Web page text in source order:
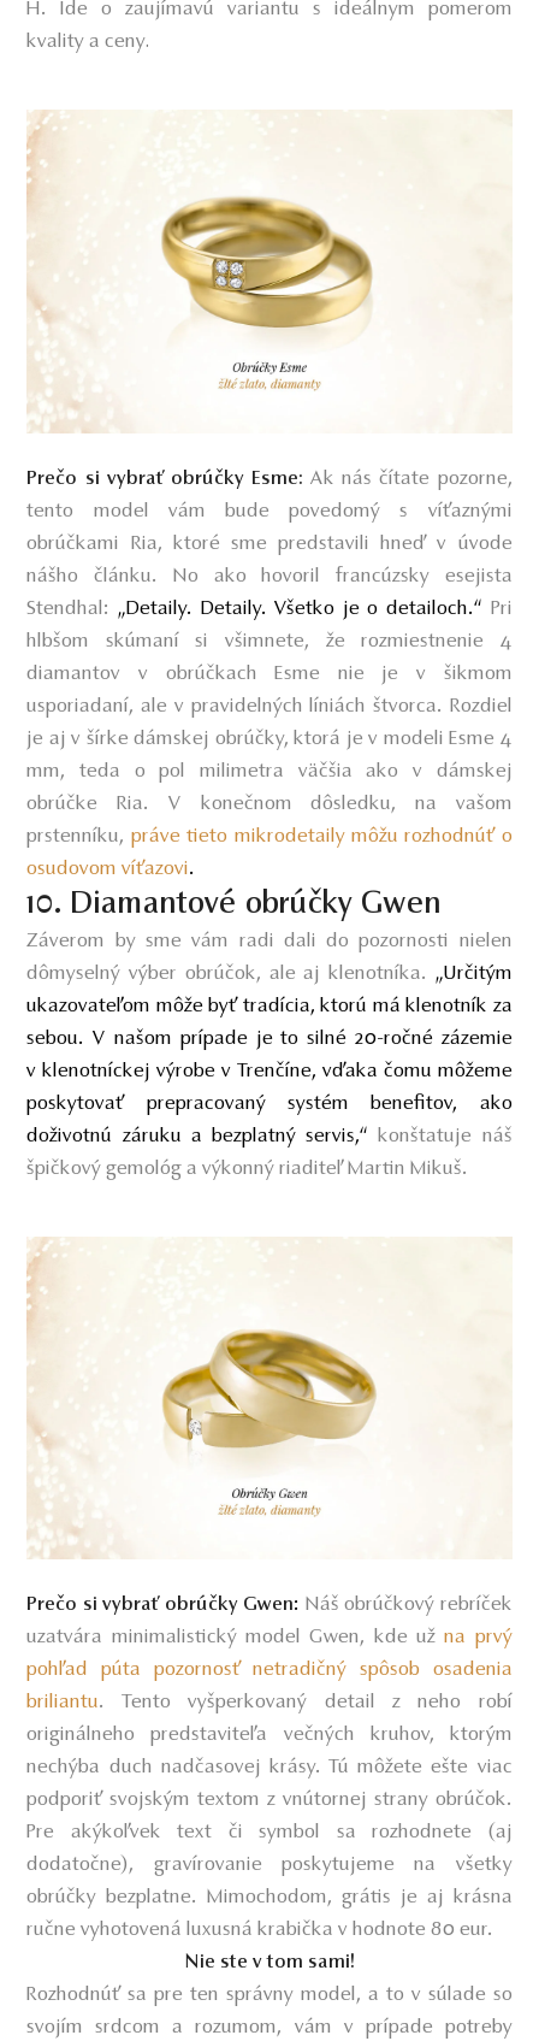
H. Ide o zaujímavú variantu s ideálnym pomerom
kvality a ceny.
Prečo si vybrať obrúčky Esme:Ak nás čítate pozorne,
tento model vám bude povedomý s víťaznými
obrúčkami Ria, ktoré sme predstavili hneď v úvode
nášho článku. No ako hovoril francúzsky esejista
Stendhal: „Detaily. Detaily. Všetko je o detailoch.“ Pri
hlbšom skúmaní si všimnete, že rozmiestnenie 4
diamantov v obrúčkach Esme nie je v šikmom
usporiadaní, ale v pravidelných líniách štvorca. Rozdiel
je aj v šírke dámskej obrúčky, ktorá je v modeli Esme 4
mm, teda o pol milimetra väčšia ako v dámskej
obrúčke Ria. V konečnom dôsledku, na vašom
prstenníku, práve tieto mikrodetaily môžu rozhodnúť o
osudovom víťazovi.
10. Diamantové obrúčky Gwen
Záverom by sme vám radi dali do pozornosti nielen
dômyselný výber obrúčok, ale aj klenotníka. „Určitým
ukazovateľom môže byť tradícia, ktorú má klenotník za
sebou. V našom prípade je to silné 20-ročné zázemie
v klenotníckej výrobe v Trenčíne, vďaka čomu môžeme
poskytovať prepracovaný systém benefitov, ako
doživotnú záruku a bezplatný servis,“ konštatuje náš
špičkový gemológ a výkonný riaditeľ Martin Mikuš.
Prečo si vybrať obrúčky Gwen: Náš obrúčkový rebríček
uzatvára minimalistický model Gwen, kde užna prvý
pohľad púta pozornosť netradičný spôsob osadenia
briliantu. Tento vyšperkovaný detail z neho robí
originálneho predstaviteľa večných kruhov, ktorým
nechýba duch nadčasovej krásy. Tú môžete ešte viac
podporiť svojským textom z vnútornej strany obrúčok.
Pre akýkoľvek text či symbol sa rozhodnete (aj
dodatočne), gravírovanie poskytujeme na všetky
obrúčky bezplatne. Mimochodom, grátis je aj krásna
ručne vyhotovená luxusná krabička v hodnote 80 eur.
Nie ste v tom sami!
Rozhodnúť sa pre ten správny model, a to v súlade so
svojím srdcom a rozumom, vám v prípade potreby